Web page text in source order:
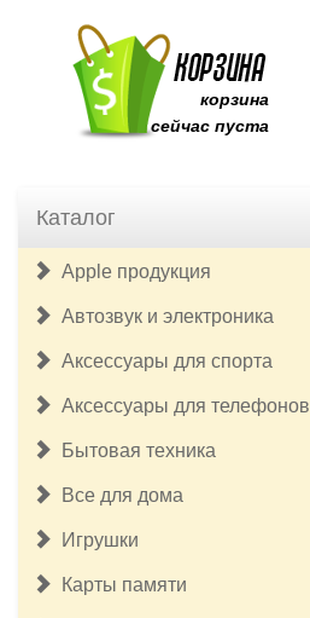
корзина
сейчас пуста
Каталог
Apple продукция
Автозвук и электроника
Аксессуары для спорта
Аксессуары для телефонов
Бытовая техника
Все для дома
Игрушки
Карты памяти